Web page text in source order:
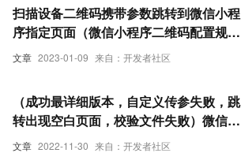
文章 2023-01-09 来自：开发者社区
扫描设备二维码携带参数跳转到微信小程
序指定页面（微信小程序二维码配置规
则）
文章 2022-11-30 来自：开发者社区
（成功最详细版本，自定义传参失败，跳
转出现空白页面，校验文件失败）微信小
程序扫码跳转小程序指定页面保姆级教程